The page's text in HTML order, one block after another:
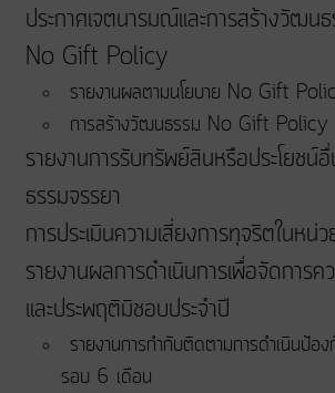
ประกาศเจตนารมณ์และการสร้างวัฒน
No Gift Policy
รายงานผลตามนโยบาย No Gift
การสร้างวัฒนธรรม No Gift Policy
รายงานการรับทรัพย์สินหรือประโยชน์
ธรรมจรรยา
การประเมินความเสี่ยงการทุจริตในหน่
รายงานผลการดำเนินการเพื่อจัดการค
และประพฤติมิชอบประจำปี
รายงานการกำกับติดตามการดำเนินป้อ
รอบ 6 เดือน